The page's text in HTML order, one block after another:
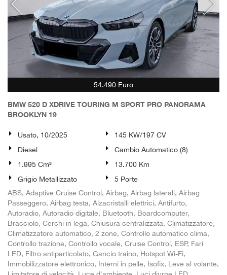
54.490 Euro
BMW 520 D XDRIVE TOURING M SPORT PRO PANORAMA
BROOKLYN 19
Usato, 10/2025
145 KW/197 CV
Diesel
Cambio Automatico (8)
1.995 Cm³
13.700 Km
Grigio Metallizzato
5 Porte
ABS, Adaptive Cruise Control, Airbag, Airbag laterali, Airbag
Passeggero, Airbag testa, Alzacristalli elettrici, Antifurto,
Autoradio, Autoradio digitale, Bluetooth, Boardcomputer,
Bracciolo, Cerchi in lega, Chiusura centralizzata, Climatizzatore,
Climatizzatore automatico, 2 zone, Controllo automatico clima,
Controllo trazione, Controllo vocale, Cruise Control, ESP, Fari
LED, Filtro antiparticolato, Gancio traino, Hotspot Wi-Fi,
Immobilizzatore elettronico, Interni in pelle, Isofix, Leve al volante,